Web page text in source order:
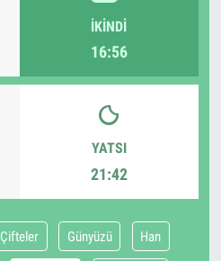
İKINDI
16:56
YATSI
21:42
Çifteler Günyüzü Han